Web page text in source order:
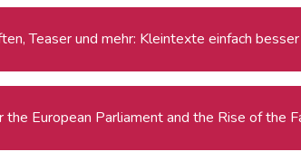
Teaser und mehr: Kleintexte einfach besser